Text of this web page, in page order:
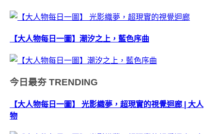
【大人物每日一圖】潮汐之上，藍色序曲
今日最夯 TRENDING
【大人物每日一圖】 光影織夢，超現實的視覺迴廊 | 大人
物